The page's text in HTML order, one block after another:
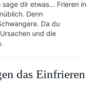
dir etwas… Frieren in
Denn
Da du
und die
das Einfrieren